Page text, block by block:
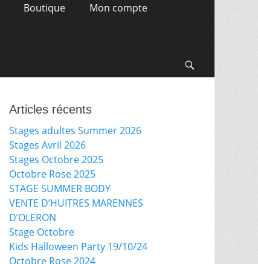
Boutique Mon compte
Articles récents
Stages adultes Summer 2026
Stages Avril 2026
Stages Octobre 2025
Octobre Rose 2025
STAGE SUMMER BODY
VENTE D’HUITRES MARENNES
D’OLERON
Stage Octobre
Kids Halloween Party 19/10/24
Octobre Rose 2024